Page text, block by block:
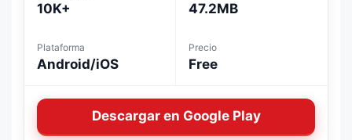
10K+ 47.2MB
Plataforma
Android/iOS
Precio
Free
Descargar en Google Play